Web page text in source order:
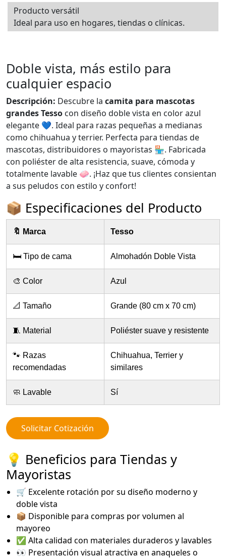
Producto versátil
Ideal para uso en hogares, tiendas o clínicas.
Doble vista, más estilo para
cualquier espacio
Descripción: Descubre la camita para mascotas
grandes Tesso con diseño doble vista en color azul
elegante 💙. Ideal para razas pequeñas a medianas
como chihuahua y terrier. Perfecta para tiendas de
mascotas, distribuidores o mayoristas 🏪. Fabricada
con poliéster de alta resistencia, suave, cómoda y
totalmente lavable 🧼. ¡Haz que tus clientes consientan
a sus peludos con estilo y confort!
📦 Especificaciones del Producto
🔖 Marca Tesso
🛏️ Tipo de cama Almohadón Doble Vista
🎨 Color Azul
📐 Tamaño Grande (80 cm x 70 cm)
🧵 Material Poliéster suave y resistente
🐾 Razas
recomendadas
Chihuahua, Terrier y
similares
🧼 Lavable Sí
Solicitar Cotización
💡 Beneficios para Tiendas y
Mayoristas
🛒 Excelente rotación por su diseño moderno y
doble vista
📦 Disponible para compras por volumen al
mayoreo
✅ Alta calidad con materiales duraderos y lavables
👀 Presentación visual atractiva en anaqueles o